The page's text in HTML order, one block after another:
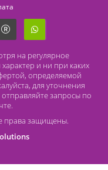
Производители
Оснащение кабинетов
Oплата